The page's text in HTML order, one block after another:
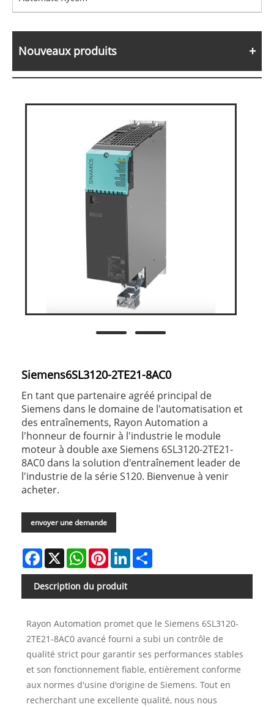
Nouveaux produits
Siemens6SL3120-2TE21-8AC0
En tant que partenaire agréé principal de
Siemens dans le domaine de l'automatisation et
des entraînements, Rayon Automation a
l'honneur de fournir à l'industrie le module
moteur à double axe Siemens 6SL3120-2TE21-
8AC0 dans la solution d'entraînement leader de
l'industrie de la série S120. Bienvenue à venir
acheter.
envoyer une demande
Facebook
X WhatsAppPinterestLinkedIn
Description du produit
Rayon Automation promet que le Siemens 6SL3120-
2TE21-8AC0 avancé fourni a subi un contrôle de
qualité strict pour garantir ses performances stables
et son fonctionnement fiable, entièrement conforme
aux normes d'usine d'origine de Siemens. Tout en
recherchant une excellente qualité, nous nous